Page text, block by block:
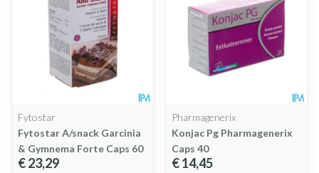
Fytostar
Fytostar A/snack Garcinia
& Gymnema Forte Caps 60
€ 23,29
Pharmagenerix
Konjac Pg Pharmagenerix
Caps 40
€ 14,45